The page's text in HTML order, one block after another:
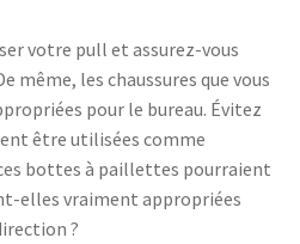
votre pull et assurez-vous
même, les chaussures que vous
pour le bureau. Évitez
être utilisées comme
bottes à paillettes pourraient
elles vraiment appropriées
?